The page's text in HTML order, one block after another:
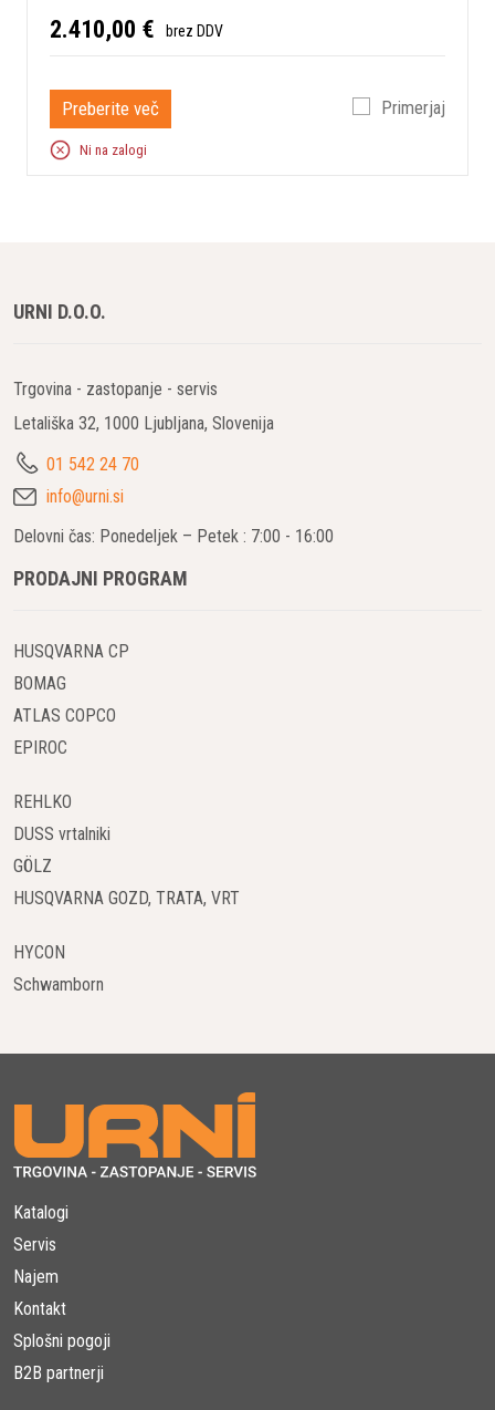
2.410,00 € brez DDV
Preberite več Primerjaj
Ni na zalogi
URNI D.O.O.
Trgovina - zastopanje - servis
Letališka 32, 1000 Ljubljana, Slovenija
01 542 24 70
info@urni.si
Delovni čas: Ponedeljek – Petek : 7:00 - 16:00
PRODAJNI PROGRAM
HUSQVARNA CP
BOMAG
ATLAS COPCO
EPIROC
REHLKO
DUSS vrtalniki
GÖLZ
HUSQVARNA GOZD, TRATA, VRT
HYCON
Schwamborn
Katalogi
Servis
Najem
Kontakt
Splošni pogoji
B2B partnerji